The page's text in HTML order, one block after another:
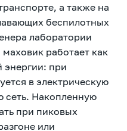
а также на
беспилотных
лаборатории
работает как
энергии: при
в электрическую
сеть. Накопленную
при пиковых
или